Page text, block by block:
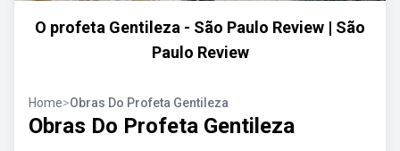
O profeta Gentileza - São Paulo Review | São
Paulo Review
Home>Obras Do Profeta Gentileza
Obras Do Profeta Gentileza